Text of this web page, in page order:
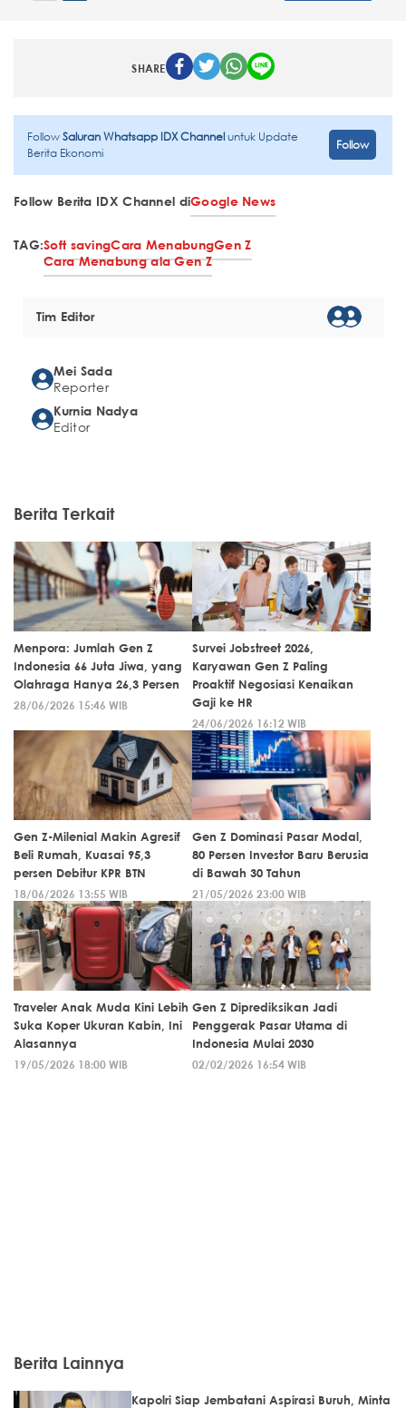
SHARE
FollowSaluran Whatsapp IDX Channeluntuk Update
Berita Ekonomi
Follow
Follow Berita IDX Channel diGoogle News
TAG:Soft savingCara MenabungGen Z
Cara Menabung ala Gen Z
Tim Editor
Mei Sada
Reporter
Kurnia Nadya
Editor
Berita Terkait
Menpora: Jumlah Gen Z
Indonesia 66 Juta Jiwa, yang
Olahraga Hanya 26,3 Persen
28/06/2026 15:46 WIB
Survei Jobstreet 2026,
Karyawan Gen Z Paling
Proaktif Negosiasi Kenaikan
Gaji ke HR
24/06/2026 16:12 WIB
Gen Z-Milenial Makin Agresif
Beli Rumah, Kuasai 95,3
persen Debitur KPR BTN
18/06/2026 13:55 WIB
Gen Z Dominasi Pasar Modal,
80 Persen Investor Baru Berusia
di Bawah 30 Tahun
21/05/2026 23:00 WIB
Traveler Anak Muda Kini Lebih
Suka Koper Ukuran Kabin, Ini
Alasannya
19/05/2026 18:00 WIB
Gen Z Diprediksikan Jadi
Penggerak Pasar Utama di
Indonesia Mulai 2030
02/02/2026 16:54 WIB
Berita Lainnya
Kapolri Siap Jembatani Aspirasi Buruh, Minta